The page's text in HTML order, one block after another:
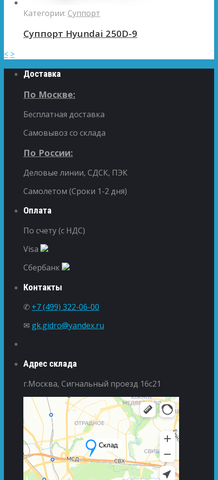
Категории: Суппорт
Суппорт Hyundai 250D-9
< >
Доставка
По Москве:
Бесплатная доставка
Самовывоз со склада
По России:
Деловые линии, СДСК, ПЭК
Самолетом (Сроки 1-2 дня)
Оплата
По счету (с НДС)
Visa
Сбербанк
Контакты
✆ +7 (499) 322-06-00
✉ gk.gidro@yandex.ru
Адрес склада
г.Москва, Сигнальный проезд 16с21